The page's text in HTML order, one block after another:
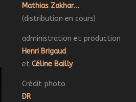
Mathias Zakhar…
(distribution en cours)
administration et production
Henri Brigaud
et Céline Bailly
Crédit photo
DR